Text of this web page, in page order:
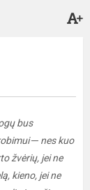
bus
─ nes kuo
žvėrių, jei ne
kieno, jei ne